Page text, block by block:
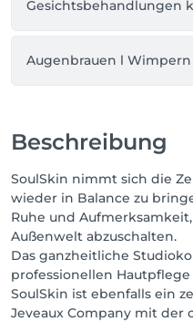
Gesichtsbehandlungen
Augenbrauen l Wimpern
Beschreibung
SoulSkin nimmt sich die
wieder in Balance zu
Ruhe und
Außenwelt abzuschalten.
Das ganzheitliche
professionellen
SoulSkin ist ebenfalls ein
Jeveaux Company mit der